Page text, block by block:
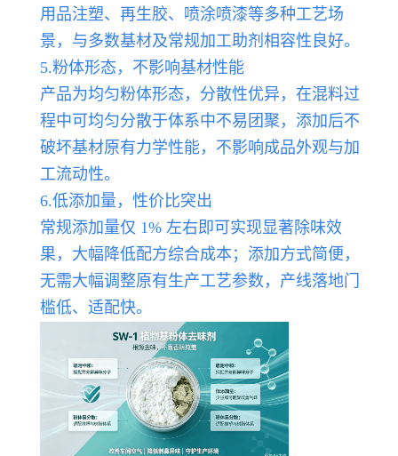
用品注塑、再生胶、喷涂喷漆等多种工艺场
景，与多数基材及常规加工助剂相容性良好。
5.粉体形态，不影响基材性能
产品为均匀粉体形态，分散性优异，在混料过
程中可均匀分散于体系中不易团聚，添加后不
破坏基材原有力学性能，不影响成品外观与加
工流动性。
6.低添加量，性价比突出
常规添加量仅 1% 左右即可实现显著除味效
果，大幅降低配方综合成本；添加方式简便，
无需大幅调整原有生产工艺参数，产线落地门
槛低、适配快。